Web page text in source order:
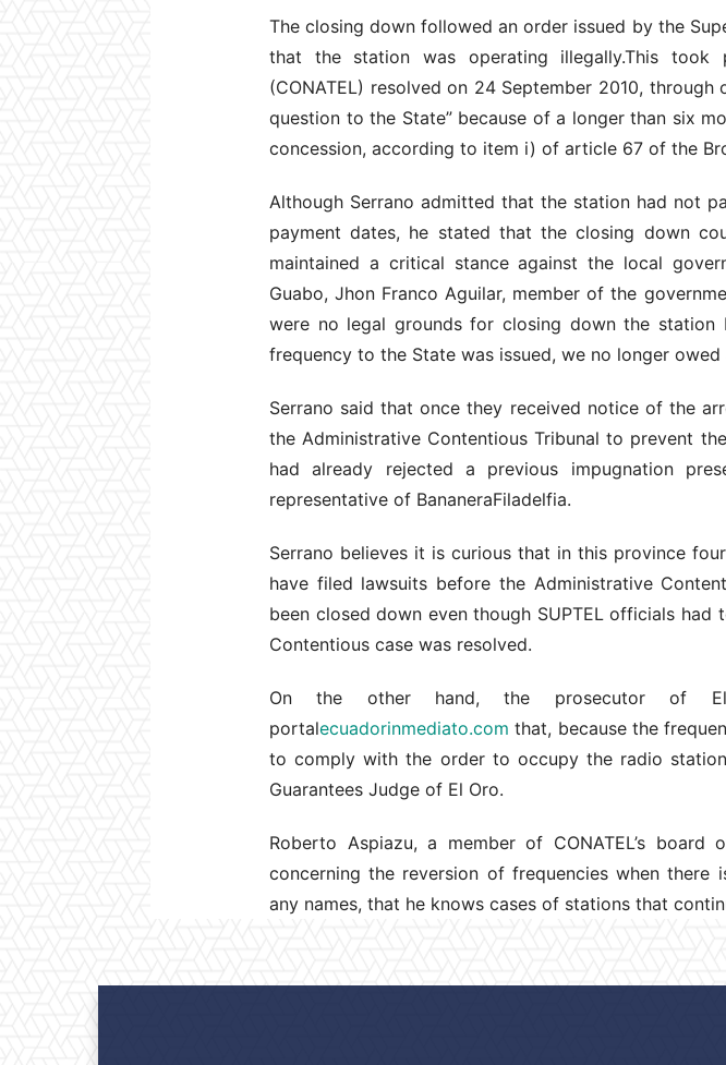
The closing down followed an order issued by the
that the station was operating illegally.This took
(CONATEL) resolved on 24 September 2010,
question to the State” because of a longer than six
concession, according to item i) of article 67 of the
Although Serrano admitted that the station had not
payment dates, he stated that the closing down
maintained a critical stance against the local
Guabo, Jhon Franco Aguilar, member of the
were no legal grounds for closing down the
frequency to the State was issued, we no longer
Serrano said that once they received notice of the
the Administrative Contentious Tribunal to prevent
had already rejected a previous impugnation
representative of BananeraFiladelfia.
Serrano believes it is curious that in this province
have filed lawsuits before the Administrative
been closed down even though SUPTEL officials
Contentious case was resolved.
On the other hand, the prosecutor of
portalecuadorinmediato.com that, because the
to comply with the order to occupy the radio
Guarantees Judge of El Oro.
Roberto Aspiazu, a member of CONATEL’s
concerning the reversion of frequencies when there
any names, that he knows cases of stations that